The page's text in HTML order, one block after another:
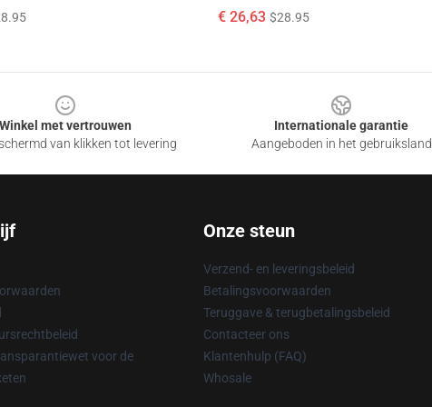
€ 26,63 $28.95
Winkel met vertrouwen
van klikken tot levering
Internationale garantie
Aangeboden in het gebruiksland
voor de
Onze steun
Verzend- en leveringsbeleid
Betalingsvoorwaarden
Teruggave & terugbetalingsbeleid
Contacteer ons
Klantenhulp (FAQ)
Whosale